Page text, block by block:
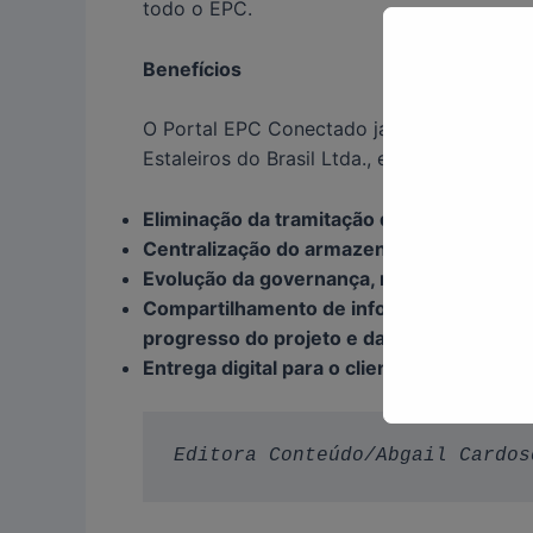
todo o EPC.
Benefícios
O Portal EPC Conectado já foi utilizado
Estaleiros do Brasil Ltda., e na FPSO P-74,
Eliminação da tramitação de documentos
Centralização do armazenamento de
Evolução da governança, maior
Compartilhamento de informações
progresso do projeto e da obra em tempo
Entrega digital para o cliente, facilitando
Editora Conteúdo/Abgail